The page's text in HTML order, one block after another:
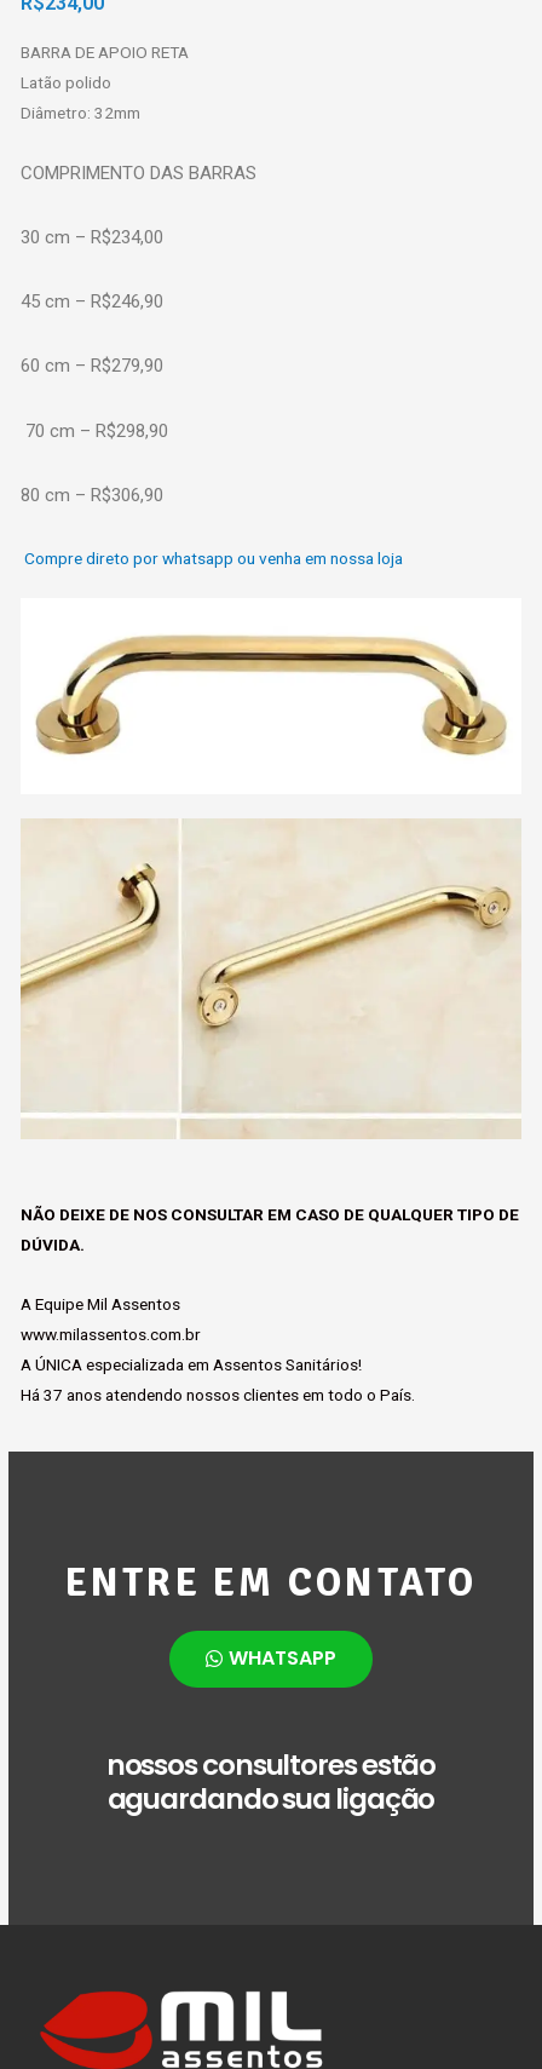
BARRA DE APOIO RETA
Latão polido
Diâmetro: 32mm
COMPRIMENTO DAS BARRAS
30 cm – R$234,00
45 cm – R$246,90
60 cm – R$279,90
70 cm – R$298,90
80 cm – R$306,90
Compre direto por whatsapp ou venha em nossa loja
NÃO DEIXE DE NOS CONSULTAR EM CASO DE QUALQUER TIPO DE
DÚVIDA.
A Equipe Mil Assentos
www.milassentos.com.br
A ÚNICA especializada em Assentos Sanitários!
Há 37 anos atendendo nossos clientes em todo o País.
ENTRE EM CONTATO
WHATSAPP
nossos consultores estão
aguardando sua ligação